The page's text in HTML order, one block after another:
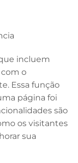
incluem
o
Essa função
página foi
são
os visitantes
sua